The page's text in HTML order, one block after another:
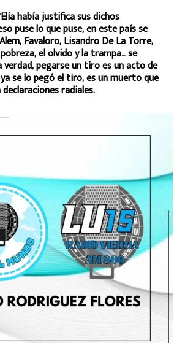
había justifica sus dichos
puse lo que puse, en este país se
Favaloro, Lisandro De La Torre,
el olvido y la trampa… se
pegarse un tiro es un acto de
se lo pegó el tiro, es un muerto que
radiales.